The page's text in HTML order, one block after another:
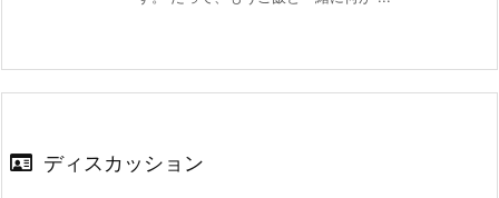
ディスカッション